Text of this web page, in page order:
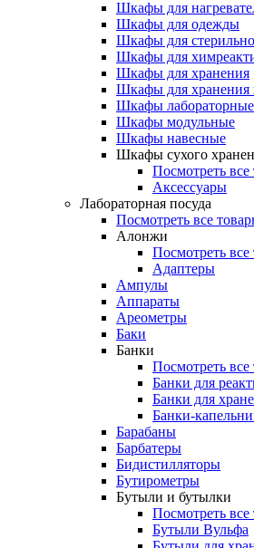
Шкафы для
Шкафы для одежды
Шкафы для
Шкафы для
Шкафы для хранения
Шкафы для хранения
Шкафы лабораторные
Шкафы модульные
Шкафы навесные
Шкафы сухого
Посмотреть все
Аксессуары
Лабораторная посуда
Посмотреть все
Алонжи
Посмотреть все
Адаптеры
Ампулы
Аппараты
Ареометры
Баки
Банки
Посмотреть все
Банки для
Банки для
Банки-
Барабаны
Барбатеры
Бидистилляторы
Бутирометры
Бутыли и бутылки
Посмотреть все
Бутыли Вульфа